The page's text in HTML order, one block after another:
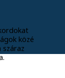
közé
száraz